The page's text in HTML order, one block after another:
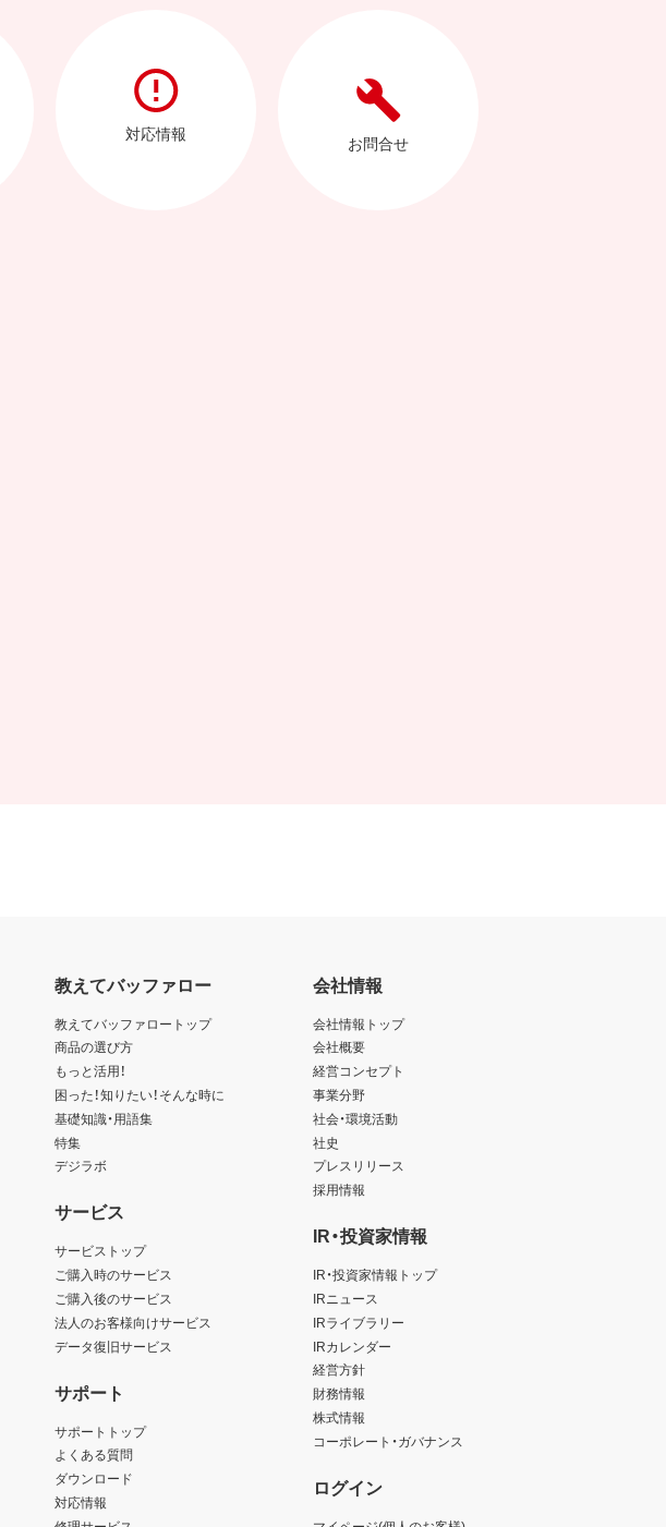
対応情報 お問合せ
教えてバッファロー
教えてバッファロートップ
商品の選び方
もっと活用！
困った！知りたい！そんな時に
基礎知識・用語集
特集
デジラボ
サービス
サービストップ
ご購入時のサービス
ご購入後のサービス
法人のお客様向けサービス
データ復旧サービス
サポート
サポートトップ
よくある質問
ダウンロード
対応情報
会社情報
会社情報トップ
会社概要
経営コンセプト
事業分野
社会・環境活動
社史
プレスリリース
採用情報
IR・投資家情報
IR・投資家情報トップ
IRニュース
IRライブラリー
IRカレンダー
経営方針
財務情報
株式情報
コーポレート・ガバナンス
ログイン